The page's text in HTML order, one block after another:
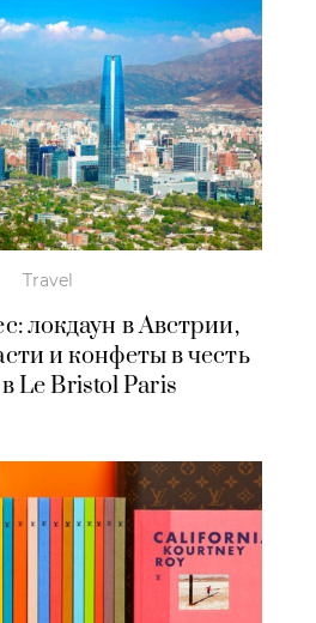
Travel
локдаун в Австрии,
и конфеты в честь
Le Bristol Paris